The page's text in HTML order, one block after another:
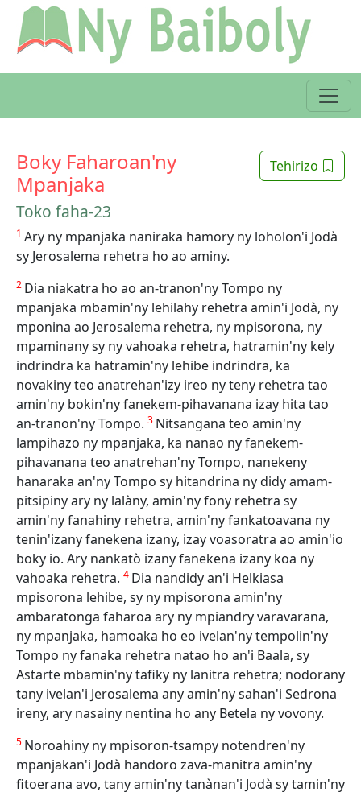
Tehirizo
Boky Faharoan'ny
Mpanjaka
Toko faha-23
1 Ary ny mpanjaka naniraka hamory ny loholon'i Jodà
sy Jerosalema rehetra ho ao aminy.
2 Dia niakatra ho ao an-tranon'ny Tompo ny
mpanjaka mbamin'ny lehilahy rehetra amin'i Jodà, ny
mponina ao Jerosalema rehetra, ny mpisorona, ny
mpaminany sy ny vahoaka rehetra, hatramin'ny kely
indrindra ka hatramin'ny lehibe indrindra, ka
novakiny teo anatrehan'izy ireo ny teny rehetra tao
amin'ny bokin'ny fanekem-pihavanana izay hita tao
an-tranon'ny Tompo. 3 Nitsangana teo amin'ny
lampihazo ny mpanjaka, ka nanao ny fanekem-
pihavanana teo anatrehan'ny Tompo, nanekeny
hanaraka an'ny Tompo sy hitandrina ny didy amam-
pitsipiny ary ny lalàny, amin'ny fony rehetra sy
amin'ny fanahiny rehetra, amin'ny fankatoavana ny
tenin'izany fanekena izany, izay voasoratra ao amin'io
boky io. Ary nankatò izany fanekena izany koa ny
vahoaka rehetra. 4 Dia nandidy an'i Helkiasa
mpisorona lehibe, sy ny mpisorona amin'ny
ambaratonga faharoa ary ny mpiandry varavarana,
ny mpanjaka, hamoaka ho eo ivelan'ny tempolin'ny
Tompo ny fanaka rehetra natao ho an'i Baala, sy
Astarte mbamin'ny tafiky ny lanitra rehetra; nodorany
tany ivelan'i Jerosalema any amin'ny sahan'i Sedrona
ireny, ary nasainy nentina ho any Betela ny vovony.
5 Noroahiny ny mpisoron-tsampy notendren'ny
mpanjakan'i Jodà handoro zava-manitra amin'ny
fitoerana avo, tany amin'ny tanànan'i Jodà sy tamin'ny